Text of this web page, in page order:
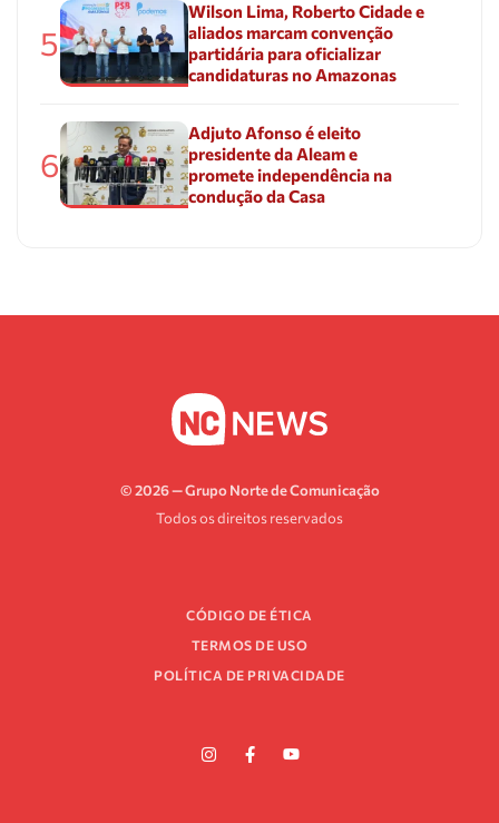
5
Wilson Lima, Roberto Cidade e
aliados marcam convenção
partidária para oficializar
candidaturas no Amazonas
6
Adjuto Afonso é eleito
presidente da Aleam e
promete independência na
condução da Casa
© 2026 — Grupo Norte de Comunicação
Todos os direitos reservados
CÓDIGO DE ÉTICA
TERMOS DE USO
POLÍTICA DE PRIVACIDADE